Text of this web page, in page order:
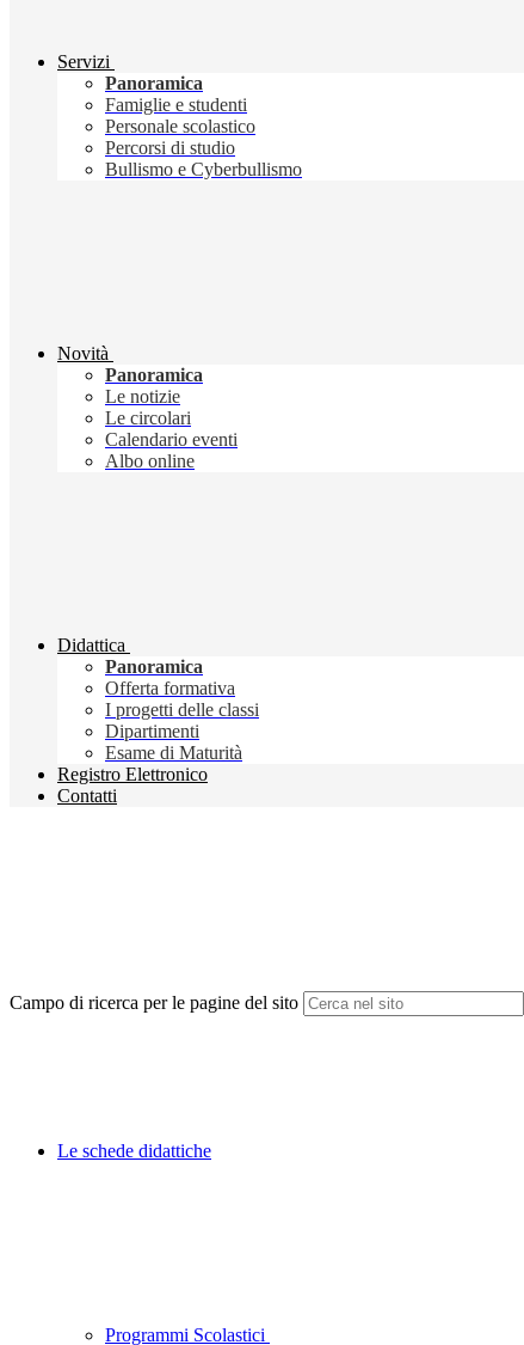
Servizi
Panoramica
Famiglie e studenti
Personale scolastico
Percorsi di studio
Bullismo e Cyberbullismo
Novità
Panoramica
Le notizie
Le circolari
Calendario eventi
Albo online
Didattica
Panoramica
Offerta formativa
I progetti delle classi
Dipartimenti
Esame di Maturità
Registro Elettronico
Contatti
Campo di ricerca per le pagine del sito
Le schede didattiche
Programmi Scolastici